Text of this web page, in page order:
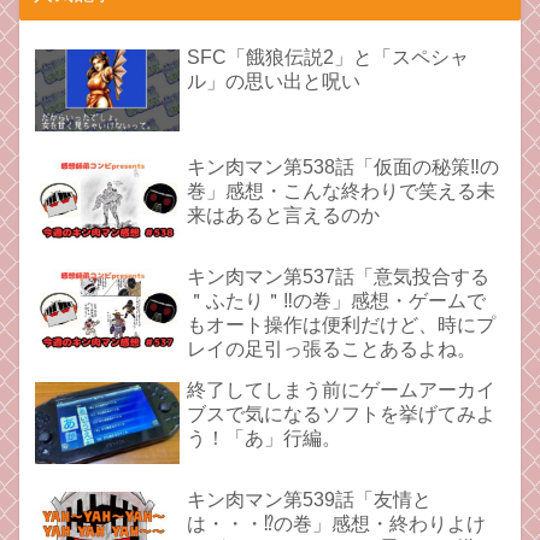
SFC「餓狼伝説2」と「スペシャ
ル」の思い出と呪い
キン肉マン第538話「仮面の秘策‼︎の
巻」感想・こんな終わりで笑える未
来はあると言えるのか
キン肉マン第537話「意気投合する
＂ふたり＂‼︎の巻」感想・ゲームで
もオート操作は便利だけど、時にプ
レイの足引っ張ることあるよね。
終了してしまう前にゲームアーカイ
ブスで気になるソフトを挙げてみよ
う！「あ」行編。
キン肉マン第539話「友情と
は・・・⁉︎の巻」感想・終わりよけ